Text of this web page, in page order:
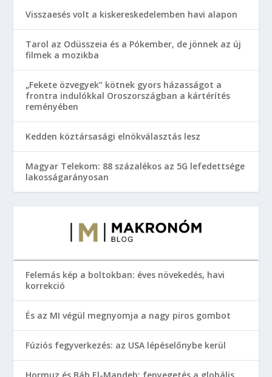
Visszaesés volt a kiskereskedelemben havi alapon
Tarol az Odüsszeia és a Pókember, de jönnek az új
filmek a mozikba
„Fekete özvegyek” kötnek gyors házasságot a
frontra indulókkal Oroszországban a kártérítés
reményében
Kedden köztársasági elnökválasztás lesz
Magyar Telekom: 88 százalékos az 5G lefedettsége
lakosságarányosan
Felemás kép a boltokban: éves növekedés, havi
korrekció
És az MI végül megnyomja a nagy piros gombot
Fúziós fegyverkezés: az USA lépéselőnybe kerül
Hormuz és Báb El-Mandeb: fenyegetés a globális